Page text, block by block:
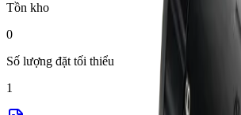
Tồn kho
0
Số lượng đặt tối thiểu
1